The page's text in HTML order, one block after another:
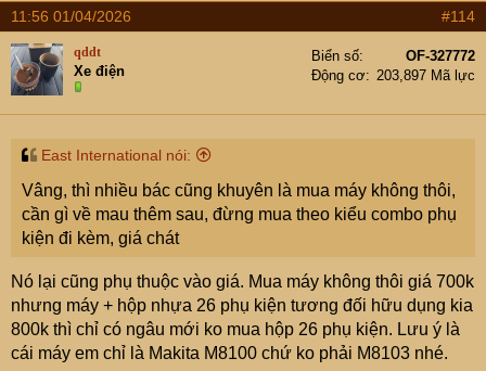
11:56 01/04/2026 #114
qddt
Xe điện
Biển số
OF-327772
Động cơ
203,897 Mã lực
East International nói:
Vâng, thì nhiều bác cũng khuyên là mua máy không thôi,
cần gì về mau thêm sau, đừng mua theo kiểu combo phụ
kiện đi kèm, giá chát
Nó lại cũng phụ thuộc vào giá. Mua máy không thôi giá 700k
nhưng máy + hộp nhựa 26 phụ kiện tương đối hữu dụng kia
800k thì chỉ có ngâu mới ko mua hộp 26 phụ kiện. Lưu ý là
cái máy em chỉ là Makita M8100 chứ ko phải M8103 nhé.